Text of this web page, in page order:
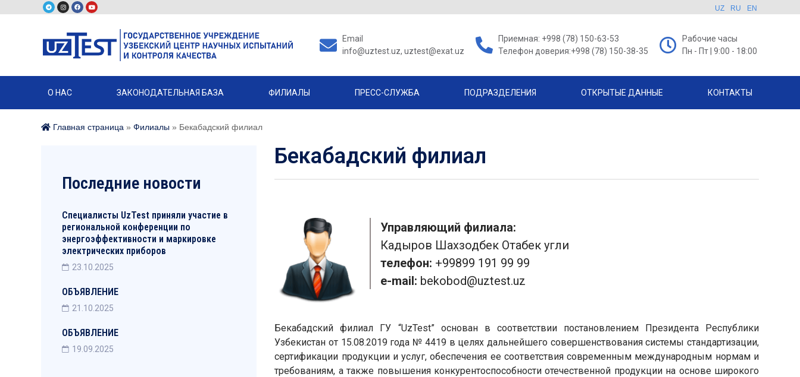
UZ RU EN
Email
info@uztest.uz, uztest@exat.uz
Приемная: +998 (78) 150-63-53
Телефон доверия:+998 (78) 150-38-35
Рабочие часы
Пн - Пт | 9:00 - 18:00
О НАС ЗАКОНОДАТЕЛЬНАЯ БАЗА ФИЛИАЛЫ ПРЕСС-СЛУЖБА ПОДРАЗДЕЛЕНИЯ ОТКРЫТЫЕ ДАННЫЕ КОНТАКТЫ
Главная страница » Филиалы » Бекабадский филиал
Последние новости
Специалисты UzTest приняли участие в
региональной конференции по
энергоэффективности и маркировке
электрических приборов
23.10.2025
ОБЪЯВЛЕНИЕ
21.10.2025
ОБЪЯВЛЕНИЕ
19.09.2025
Бекабадский филиал
Управляющий филиала:
Кадыров Шахзодбек Отабек угли
телефон: +99899 191 99 99
e-mail: bekobod@uztest.uz
Бекабадский филиал ГУ “UzTest” основан в соответствии постановлением Президента Республики
Узбекистан от 15.08.2019 года № 4419 в целях дальнейшего совершенствования системы стандартизации,
сертификации продукции и услуг, обеспечения ее соответствия современным международным нормам и
требованиям, а также повышения конкурентоспособности отечественной продукции на основе широкого